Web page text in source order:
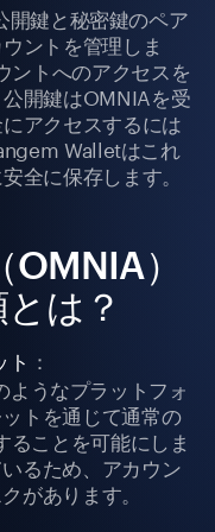
鍵と秘密鍵のペア
ントを管理しま
ントへのアクセスを
開鍵はOMNIAを受
アクセスするには
Walletはこれ
全に保存します。
）
は？
ト ：
うなプラットフォ
トを通じて通常の
ことを可能にしま
るため、アカウン
があります。